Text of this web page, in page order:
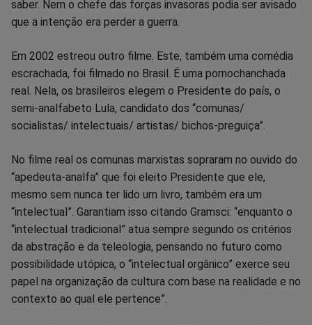
saber. Nem o chefe das forças invasoras podia ser avisado
que a intenção era perder a guerra.
Em 2002 estreou outro filme. Este, também uma comédia
escrachada, foi filmado no Brasil. É uma pornochanchada
real. Nela, os brasileiros elegem o Presidente do país, o
semi-analfabeto Lula, candidato dos “comunas/
socialistas/ intelectuais/ artistas/ bichos-preguiça”.
No filme real os comunas marxistas sopraram no ouvido do
“apedeuta-analfa” que foi eleito Presidente que ele,
mesmo sem nunca ter lido um livro, também era um
“intelectual”. Garantiam isso citando Gramsci: “enquanto o
“intelectual tradicional” atua sempre segundo os critérios
da abstração e da teleologia, pensando no futuro como
possibilidade utópica, o “intelectual orgânico” exerce seu
papel na organização da cultura com base na realidade e no
contexto ao qual ele pertence”.